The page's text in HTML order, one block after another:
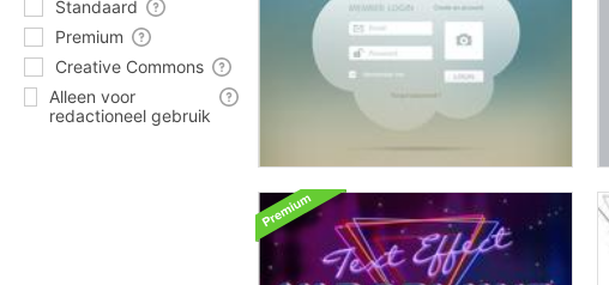
Standaard
Premium
Creative Commons
Alleen voor
redactioneel gebruik